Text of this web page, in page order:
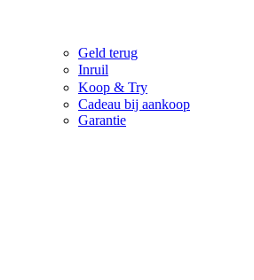
Geld terug
Inruil
Koop & Try
Cadeau bij aankoop
Garantie